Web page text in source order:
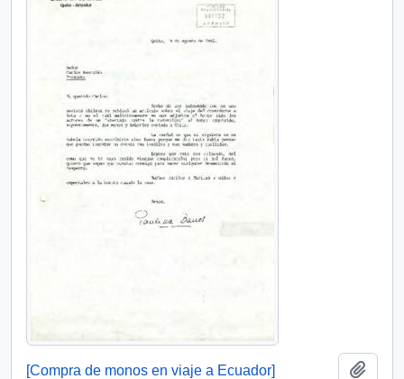
[Compra de monos en viaje a Ecuador]